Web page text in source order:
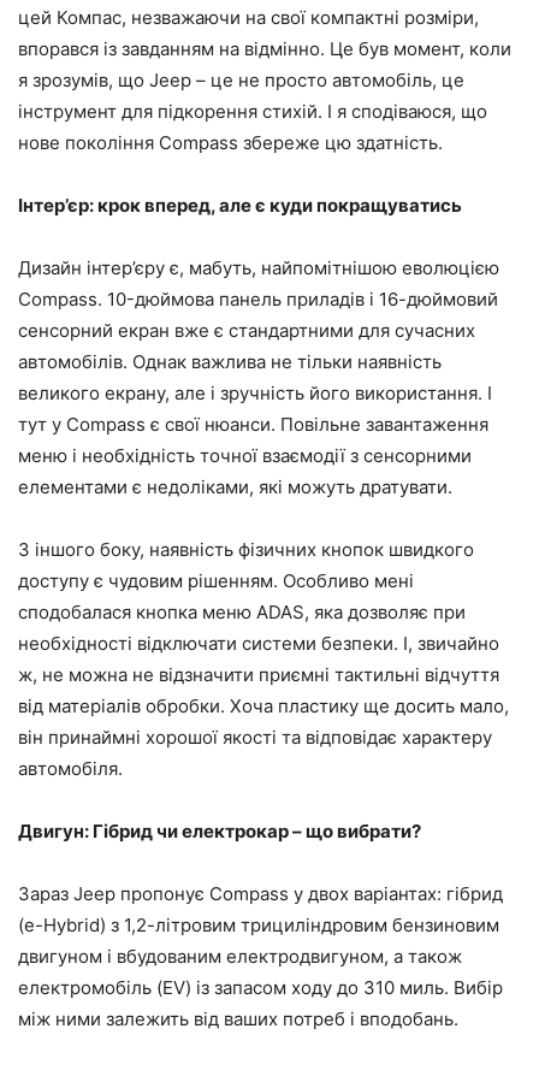
цей Компас, незважаючи на свої компактні розміри,
впорався із завданням на відмінно. Це був момент, коли
я зрозумів, що Jeep – це не просто автомобіль, це
інструмент для підкорення стихій. І я сподіваюся, що
нове покоління Compass збереже цю здатність.
Інтер’єр: крок вперед, але є куди покращуватись
Дизайн інтер’єру є, мабуть, найпомітнішою еволюцією
Compass. 10-дюймова панель приладів і 16-дюймовий
сенсорний екран вже є стандартними для сучасних
автомобілів. Однак важлива не тільки наявність
великого екрану, але і зручність його використання. І
тут у Compass є свої нюанси. Повільне завантаження
меню і необхідність точної взаємодії з сенсорними
елементами є недоліками, які можуть дратувати.
З іншого боку, наявність фізичних кнопок швидкого
доступу є чудовим рішенням. Особливо мені
сподобалася кнопка меню ADAS, яка дозволяє при
необхідності відключати системи безпеки. І, звичайно
ж, не можна не відзначити приємні тактильні відчуття
від матеріалів обробки. Хоча пластику ще досить мало,
він принаймні хорошої якості та відповідає характеру
автомобіля.
Двигун: Гібрид чи електрокар – що вибрати?
Зараз Jeep пропонує Compass у двох варіантах: гібрид
(e-Hybrid) з 1,2-літровим трициліндровим бензиновим
двигуном і вбудованим електродвигуном, а також
електромобіль (EV) із запасом ходу до 310 миль. Вибір
між ними залежить від ваших потреб і вподобань.